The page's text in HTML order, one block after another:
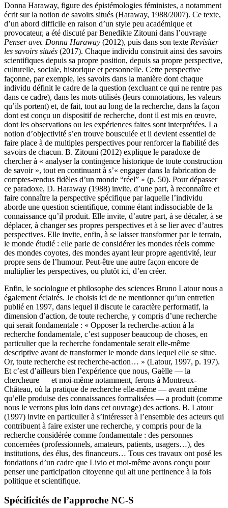
Donna Haraway, figure des épistémologies féministes, a notamment
écrit sur la notion de savoirs situés (Haraway, 1988/2007). Ce texte,
d’un abord difficile en raison d’un style peu académique et
provocateur, a été discuté par Benedikte Zitouni dans l’ouvrage
Penser avec Donna Haraway (2012) puis dans son texte Revisiter
les savoirs situés (2017). Chaque individu construit ainsi des savoirs
scientifiques depuis sa propre position, depuis sa propre perspective,
culturelle, sociale, historique et personnelle. Cette perspective
façonne, par exemple, les savoirs dans la manière dont chaque
individu définit le cadre de la question (excluant ce qui ne rentre pas
dans ce cadre), dans les mots utilisés (leurs connotations, les valeurs
qu’ils portent) et, de fait, tout au long de la recherche, dans la façon
dont est conçu un dispositif de recherche, dont il est mis en œuvre,
dont les observations ou les expériences faites sont interprétées. La
notion d’objectivité s’en trouve bousculée et il devient essentiel de
faire place à de multiples perspectives pour renforcer la fiabilité des
savoirs de chacun. B. Zitouni (2012) explique le paradoxe de
chercher à « analyser la contingence historique de toute construction
de savoir », tout en continuant à s’« engager dans la fabrication de
comptes-rendus fidèles d’un monde “réel” » (p. 50). Pour dépasser
ce paradoxe, D. Haraway (1988) invite, d’une part, à reconnaître et
faire connaître la perspective spécifique par laquelle l’individu
aborde une question scientifique, comme étant indissociable de la
connaissance qu’il produit. Elle invite, d’autre part, à se décaler, à se
déplacer, à changer ses propres perspectives et à se lier avec d’autres
perspectives. Elle invite, enfin, à se laisser transformer par le terrain,
le monde étudié : elle parle de considérer les mondes réels comme
des mondes coyotes, des mondes ayant leur propre agentivité, leur
propre sens de l’humour. Peut-être une autre façon encore de
multiplier les perspectives, ou plutôt ici, d’en créer.
Enfin, le sociologue et philosophe des sciences Bruno Latour nous a
également éclairés. Je choisis ici de ne mentionner qu’un entretien
publié en 1997, dans lequel il discute le caractère performatif, la
dimension d’action, de toute recherche, y compris d’une recherche
qui serait fondamentale : « Opposer la recherche-action à la
recherche fondamentale, c’est supposer beaucoup de choses, en
particulier que la recherche fondamentale serait elle-même
descriptive avant de transformer le monde dans lequel elle se situe.
Or, toute recherche est recherche-action… » (Latour, 1997, p. 197).
Et c’est d’ailleurs bien l’expérience que nous, Gaëlle — la
chercheure — et moi-même notamment, ferons à Montreux-
Château, où la pratique de recherche elle-même — avant même
qu’elle produise des connaissances formalisées — a produit (comme
nous le verrons plus loin dans cet ouvrage) des actions. B. Latour
(1997) invite en particulier à s’intéresser à l’ensemble des acteurs qui
contribuent à faire exister une recherche, y compris pour de la
recherche considérée comme fondamentale : des personnes
concernées (professionnels, amateurs, patients, usagers…), des
institutions, des élus, des financeurs… Tous ces travaux ont posé les
fondations d’un cadre que Livio et moi-même avons conçu pour
penser une participation citoyenne qui ait une pertinence à la fois
politique et scientifique.
Spécificités de l’approche NC-S